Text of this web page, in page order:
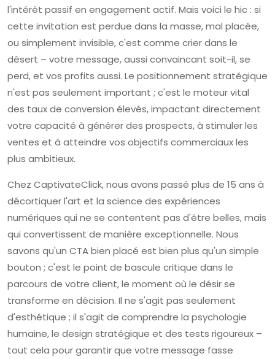
l'intérêt passif en engagement actif. Mais voici le hic : si
cette invitation est perdue dans la masse, mal placée,
ou simplement invisible, c'est comme crier dans le
désert – votre message, aussi convaincant soit-il, se
perd, et vos profits aussi. Le positionnement stratégique
n'est pas seulement important ; c'est le moteur vital
des taux de conversion élevés, impactant directement
votre capacité à générer des prospects, à stimuler les
ventes et à atteindre vos objectifs commerciaux les
plus ambitieux.
Chez CaptivateClick, nous avons passé plus de 15 ans à
décortiquer l'art et la science des expériences
numériques qui ne se contentent pas d'être belles, mais
qui convertissent de manière exceptionnelle. Nous
savons qu'un CTA bien placé est bien plus qu'un simple
bouton ; c'est le point de bascule critique dans le
parcours de votre client, le moment où le désir se
transforme en décision. Il ne s'agit pas seulement
d'esthétique ; il s'agit de comprendre la psychologie
humaine, le design stratégique et des tests rigoureux –
tout cela pour garantir que votre message fasse